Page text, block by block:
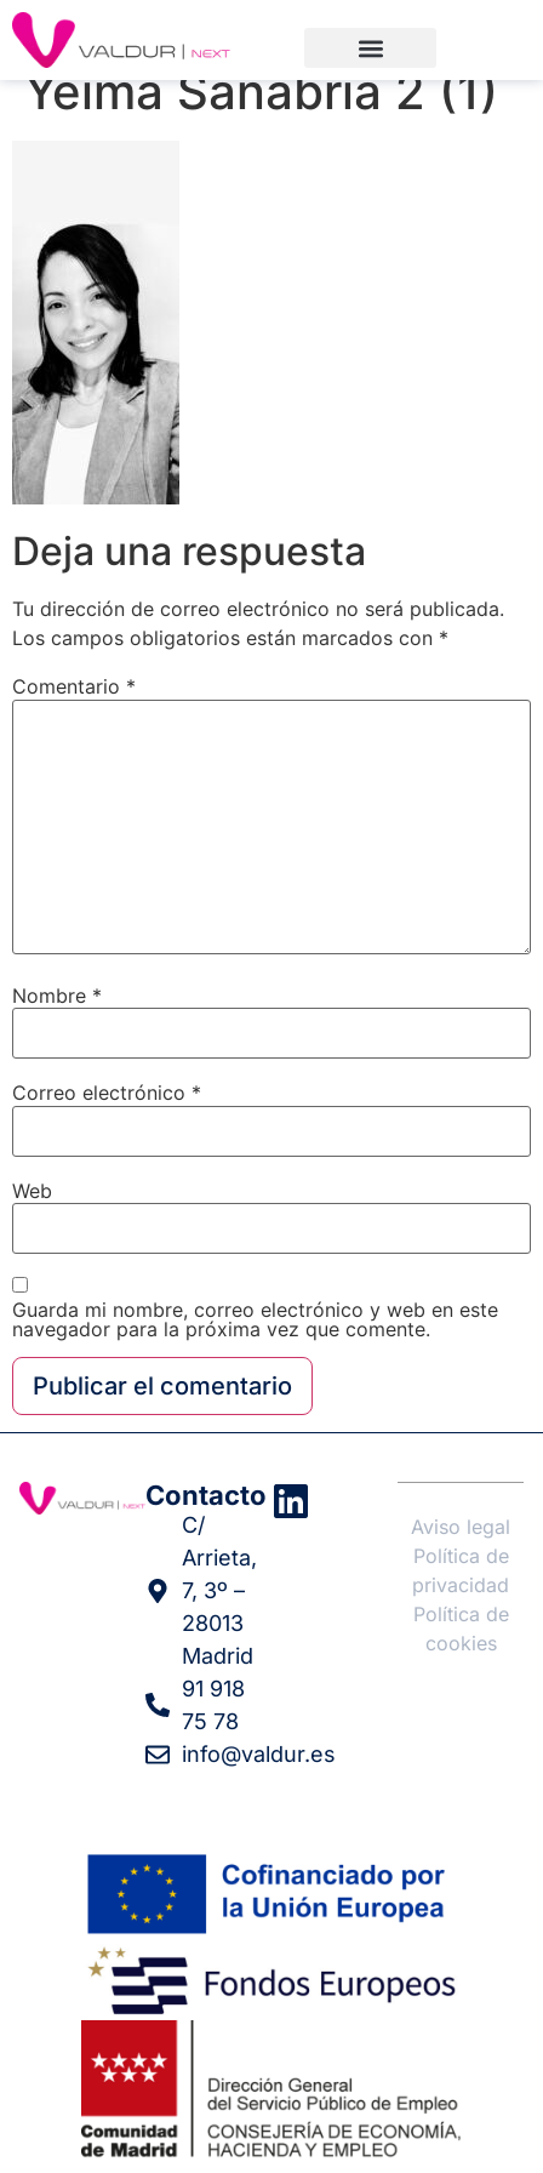
Yeima Sanabria 2 (1)
Deja una respuesta
Tu dirección de correo electrónico no será publicada.
Los campos obligatorios están marcados con *
Comentario *
Nombre *
Correo electrónico *
Web
Guarda mi nombre, correo electrónico y web en este
navegador para la próxima vez que comente.
Contacto
C/
Arrieta,
7, 3º –
28013
Madrid
91 918
75 78
info@valdur.es
Aviso legal
Política de
privacidad
Política de
cookies